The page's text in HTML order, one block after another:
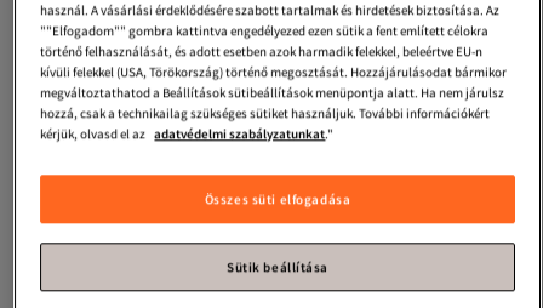
használ. A vásárlási érdeklődésére szabott tartalmak és hirdetések biztosítása. Az
""Elfogadom"" gombra kattintva engedélyezed ezen sütik a fent említett célokra
történő felhasználását, és adott esetben azok harmadik felekkel, beleértve EU-n
kívüli felekkel (USA, Törökország) történő megosztását. Hozzájárulásodat bármikor
megváltoztathatod a Beállítások sütibeállítások menüpontja alatt. Ha nem járulsz
hozzá, csak a technikailag szükséges sütiket használjuk. További információkért
kérjük, olvasd el az adatvédelmi szabályzatunkat."
Összes süti elfogadása
Sütik beállítása